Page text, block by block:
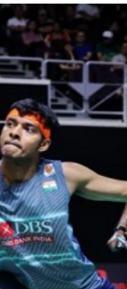
झारखंड